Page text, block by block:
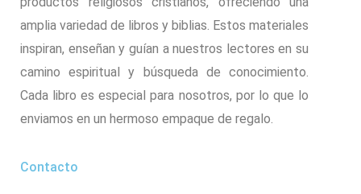
amplia variedad de libros y biblias. Estos materiales
inspiran, enseñan y guían a nuestros lectores en su
camino espiritual y búsqueda de conocimiento.
Cada libro es especial para nosotros, por lo que lo
enviamos en un hermoso empaque de regalo.
Contacto